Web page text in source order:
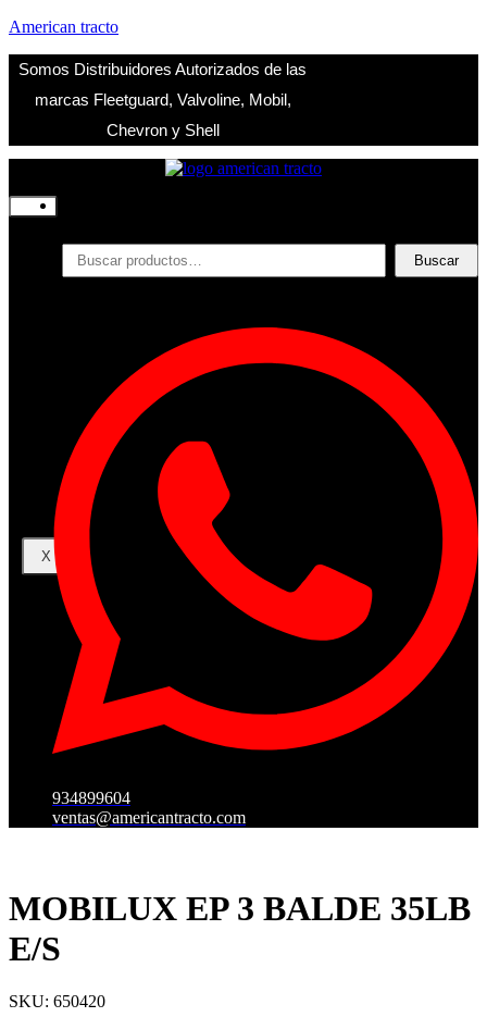
American tracto
Somos Distribuidores Autorizados de las
marcas Fleetguard, Valvoline, Mobil,
Chevron y Shell
Productos
Filtros
Contacto
Acceder
Iniciar Sesion
Registro
Restablecer la contraseña
X
Buscar
934899604
ventas@americantracto.com
MOBILUX EP 3 BALDE 35LB
E/S
SKU: 650420